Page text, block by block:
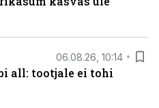
06.08.26, 10:14
all: tootjale ei tohi